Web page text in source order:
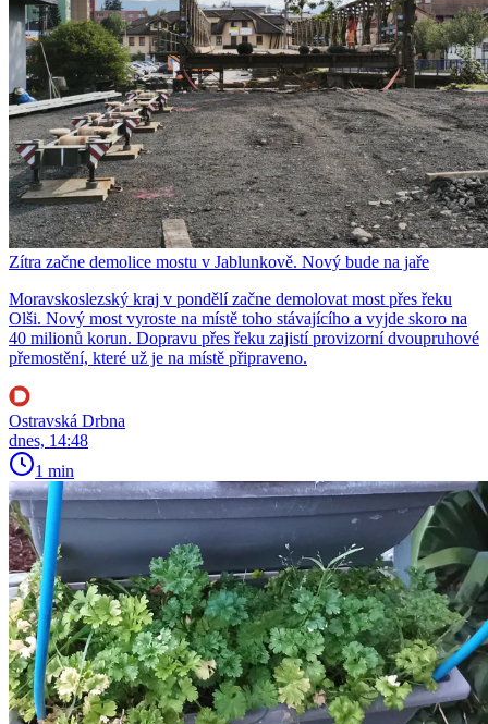
Zítra začne demolice mostu v Jablunkově. Nový bude na jaře
Moravskoslezský kraj v pondělí začne demolovat most přes řeku
Olši. Nový most vyroste na místě toho stávajícího a vyjde skoro na
40 milionů korun. Dopravu přes řeku zajistí provizorní dvoupruhové
přemostění, které už je na místě připraveno.
Ostravská Drbna
dnes, 14:48
1 min